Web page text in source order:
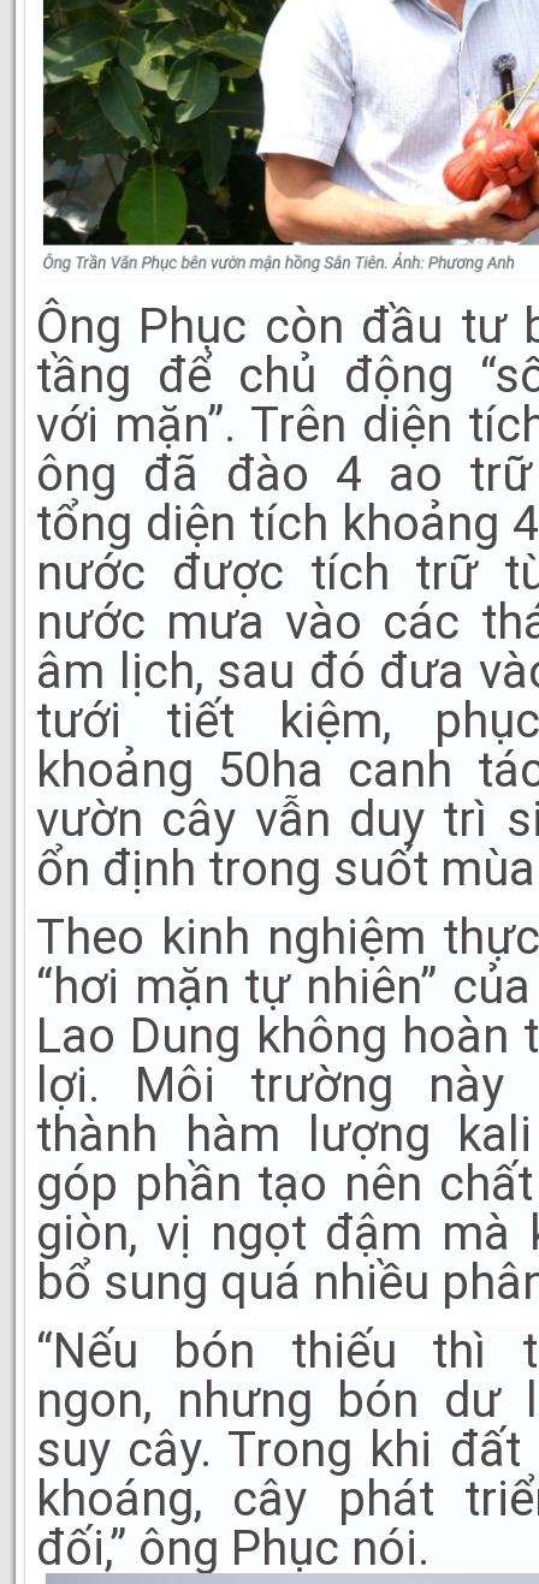
Ông Phục còn đầu tư
tầng để chủ động
với mặn”. Trên diện
ông đã đào 4 ao
tổng diện tích khoảng
nước được tích trữ
nước mưa vào các
âm lịch, sau đó đưa
tưới tiết kiệm,
khoảng 50ha canh
vườn cây vẫn duy trì
ổn định trong suốt
Theo kinh nghiệm
“hơi mặn tự nhiên”
Lao Dung không hoàn
lợi. Môi trường này
thành hàm lượng
góp phần tạo nên
giòn, vị ngọt đậm mà
bổ sung quá nhiều
“Nếu bón thiếu thì
ngon, nhưng bón dư
suy cây. Trong khi
khoáng, cây phát
đối,” ông Phục nói.